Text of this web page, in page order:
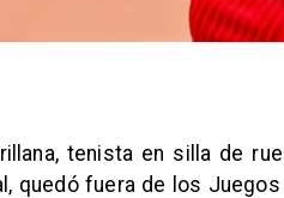
tenista en silla de
quedó fuera de los